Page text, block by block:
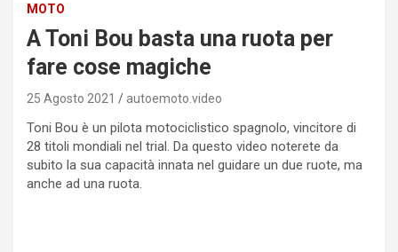
MOTO
A Toni Bou basta una ruota per
fare cose magiche
25 Agosto 2021 autoemoto.video
Toni Bou è un pilota motociclistico spagnolo, vincitore di
28 titoli mondiali nel trial. Da questo video noterete da
subito la sua capacità innata nel guidare un due ruote, ma
anche ad una ruota.